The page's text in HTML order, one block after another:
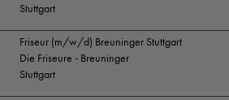
Stuttgart
Friseur (m/w/d) Breuninger Stuttgart
Die Friseure - Breuninger
Stuttgart